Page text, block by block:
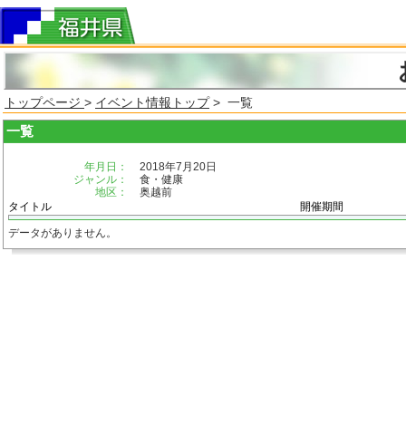
トップページ > イベント情報トップ> 一覧
一覧
年月日：
2018年7月20日
ジャンル：
食・健康
地区：
奥越前
タイトル
開催期間
データがありません。